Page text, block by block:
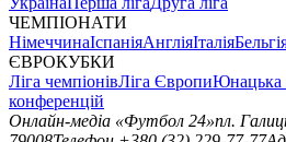
ЧЕМПІОНАТИ
НімеччинаІспаніяАнгліяІталія
ЄВРОКУБКИ
Ліга чемпіонівЛіга ЄвропиЮнацька
конференцій
Онлайн-медіа «Футбол 24»пл.